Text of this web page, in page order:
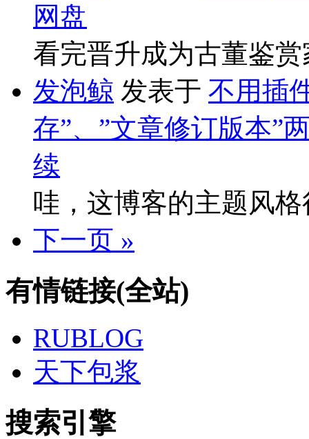
网盘
看完晋升成为古董鉴
发泡鲸 发表于 不用插
存”、”文章修订版本”
续
哇，这博客的主题风
下一页 »
有情链接(全站)
RUBLOG
天下包浆
搜索引擎